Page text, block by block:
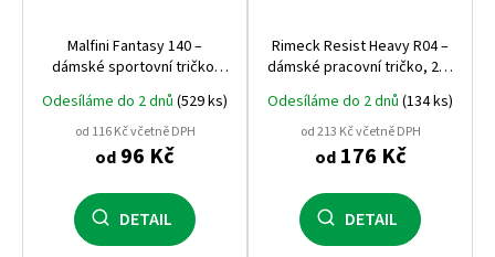
Malfini Fantasy 140 –
dámské sportovní tričko,
polyester
Odesíláme do 2 dnů (529 ks)
od 116 Kč včetně DPH
od 96 Kč
DETAIL
Rimeck Resist Heavy R04 –
dámské pracovní tričko, 200
95 °C
Odesíláme do 2 dnů (134 ks)
od 213 Kč včetně DPH
od176 Kč
DETAIL